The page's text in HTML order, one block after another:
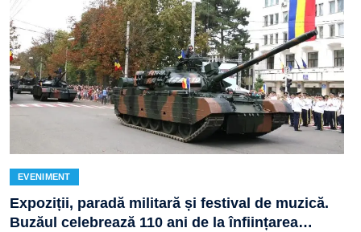
EVENIMENT
Expoziții, paradă militară și festival de muzică.
Buzăul celebrează 110 ani de la înființarea…